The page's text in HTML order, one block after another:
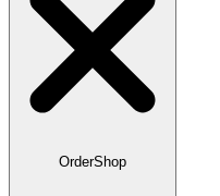
OrderShop